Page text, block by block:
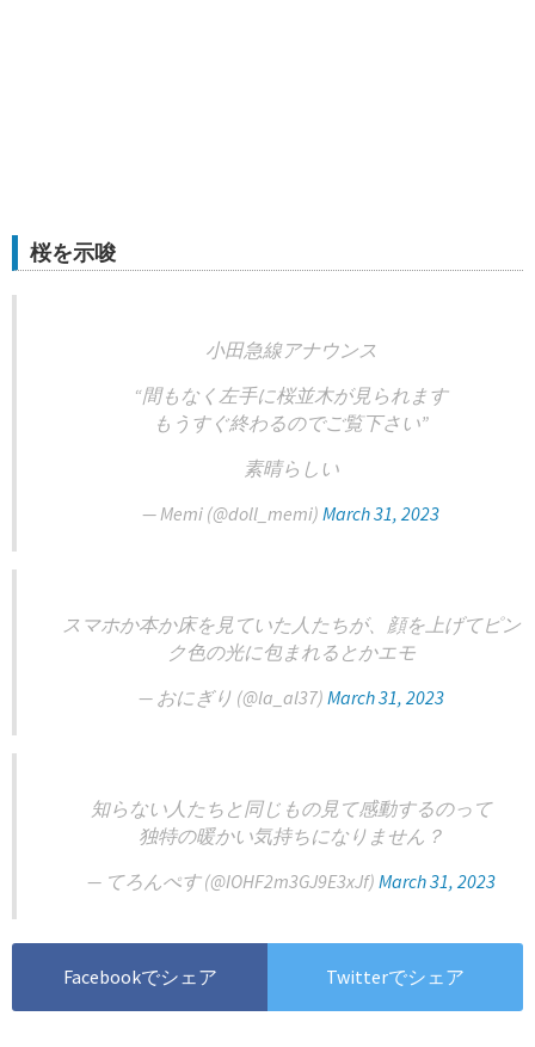
桜を示唆
小田急線アナウンス
“間もなく左手に桜並木が見られます
もうすぐ終わるのでご覧下さい”
素晴らしい
— Memi (@doll_memi) March 31, 2023
スマホか本か床を見ていた人たちが、顔を上げてピン
ク色の光に包まれるとかエモ
— おにぎり (@la_al37) March 31, 2023
知らない人たちと同じもの見て感動するのって
独特の暖かい気持ちになりません？
— てろんぺす (@IOHF2m3GJ9E3xJf) March 31, 2023
Facebookでシェア Twitterでシェア